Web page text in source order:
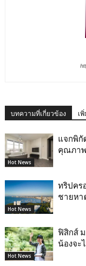
บทความที่เกี่ยวข้อง เ
Hot News
แจกพิกั
คุณภา
Hot News
ทริปคร
ชายหา
Hot News
ฟิสิกส์ ม
น้องจะ